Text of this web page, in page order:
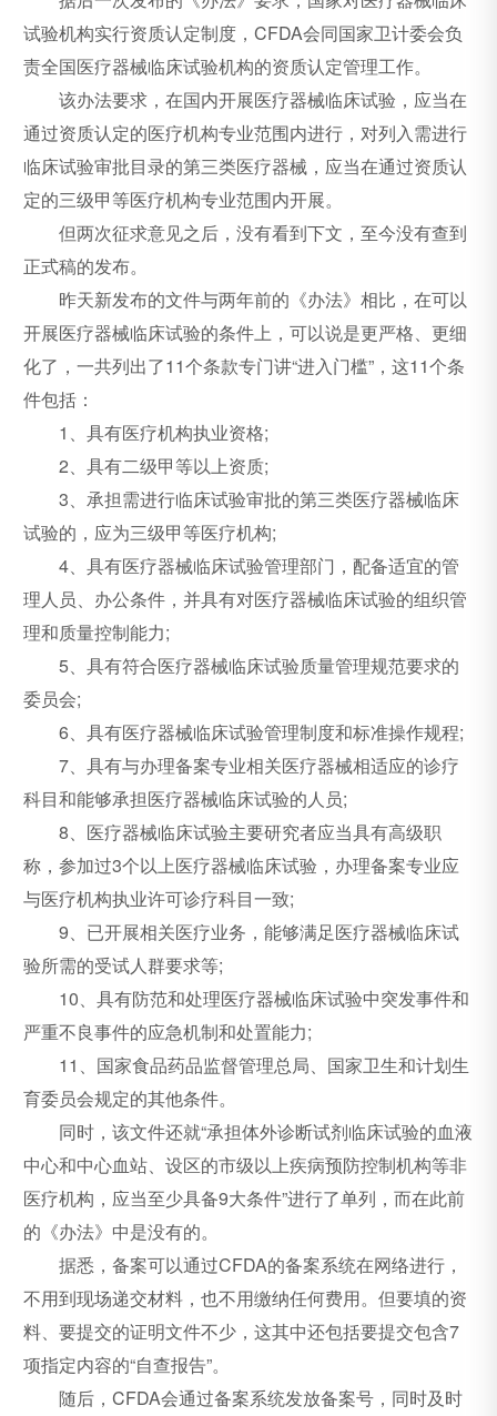
试验机构实行资质认定制度，CFDA会同国家卫计委会负
责全国医疗器械临床试验机构的资质认定管理工作。
该办法要求，在国内开展医疗器械临床试验，应当在
通过资质认定的医疗机构专业范围内进行，对列入需进行
临床试验审批目录的第三类医疗器械，应当在通过资质认
定的三级甲等医疗机构专业范围内开展。
但两次征求意见之后，没有看到下文，至今没有查到
正式稿的发布。
昨天新发布的文件与两年前的《办法》相比，在可以
开展医疗器械临床试验的条件上，可以说是更严格、更细
化了，一共列出了11个条款专门讲“进入门槛”，这11个条
件包括：
1、具有医疗机构执业资格;
2、具有二级甲等以上资质;
3、承担需进行临床试验审批的第三类医疗器械临床
试验的，应为三级甲等医疗机构;
4、具有医疗器械临床试验管理部门，配备适宜的管
理人员、办公条件，并具有对医疗器械临床试验的组织管
理和质量控制能力;
5、具有符合医疗器械临床试验质量管理规范要求的
委员会;
6、具有医疗器械临床试验管理制度和标准操作规程;
7、具有与办理备案专业相关医疗器械相适应的诊疗
科目和能够承担医疗器械临床试验的人员;
8、医疗器械临床试验主要研究者应当具有高级职
称，参加过3个以上医疗器械临床试验，办理备案专业应
与医疗机构执业许可诊疗科目一致;
9、已开展相关医疗业务，能够满足医疗器械临床试
验所需的受试人群要求等;
10、具有防范和处理医疗器械临床试验中突发事件和
严重不良事件的应急机制和处置能力;
11、国家食品药品监督管理总局、国家卫生和计划生
育委员会规定的其他条件。
同时，该文件还就“承担体外诊断试剂临床试验的血液
中心和中心血站、设区的市级以上疾病预防控制机构等非
医疗机构，应当至少具备9大条件”进行了单列，而在此前
的《办法》中是没有的。
据悉，备案可以通过CFDA的备案系统在网络进行，
不用到现场递交材料，也不用缴纳任何费用。但要填的资
料、要提交的证明文件不少，这其中还包括要提交包含7
项指定内容的“自查报告”。
随后，CFDA会通过备案系统发放备案号，同时及时